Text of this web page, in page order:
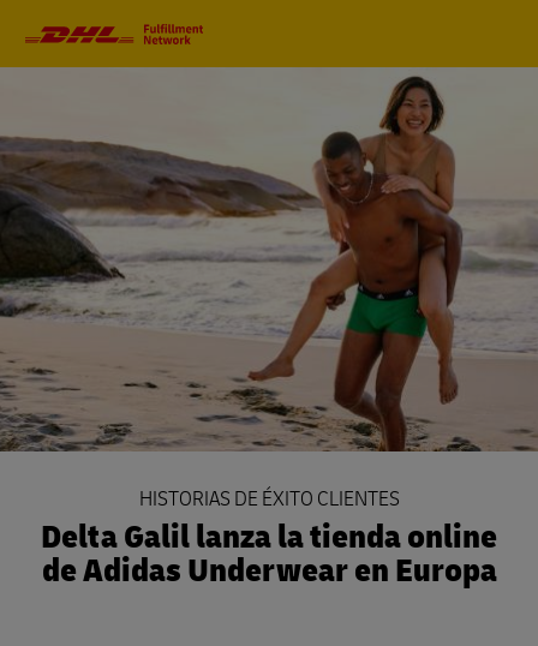
HISTORIAS DE ÉXITO CLIENTES
Delta Galil lanza la tienda online
de Adidas Underwear en Europa